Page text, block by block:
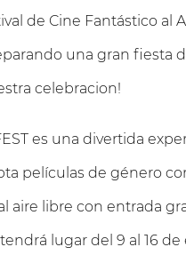
de Cine Fantástico al
una gran fiesta
celebracion!
es una divertida
películas de género
aire libre con entrada
tendrá lugar del 9 al 16